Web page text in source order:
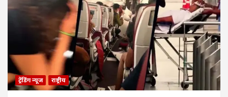
ट्रेंडिंग न्यूज राष्ट्रीय